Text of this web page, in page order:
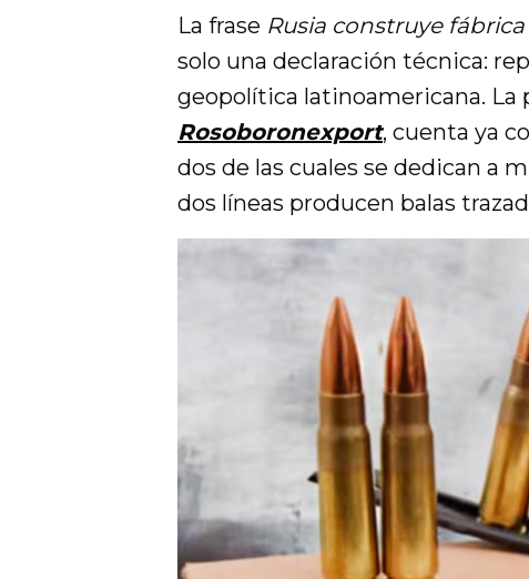
La frase Rusia construye
solo una declaración técnica:
geopolítica latinoamericana. La
Rosoboronexport, cuenta ya
dos de las cuales se dedican a
dos líneas producen balas